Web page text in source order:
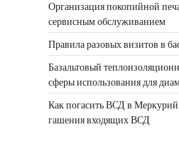
Организация покопийной
сервисным обслуживанием
Правила разовых визитов в
Базальтовый
сферы использования для
Как погасить ВСД в
гашения входящих ВСД